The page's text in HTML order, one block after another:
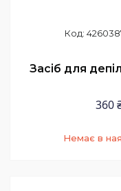
Засіб для
360
Немає в